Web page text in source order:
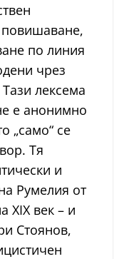
по линия
чрез
лексема
е анонимно
„само“ се
Тя
и
Румелия от
XIX век – и
Стоянов,